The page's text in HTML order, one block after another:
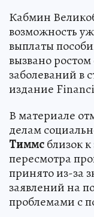
Кабмин
возможность
выплаты
вызвано
заболеваний в
издание
В материале
делам
Тиммсблизок
пересмотра
принято из-за
заявлений на
проблемами с